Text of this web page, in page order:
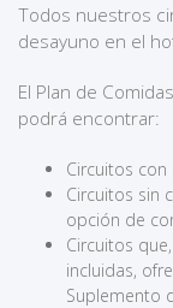
Todos nuestros
desayuno en el
El Plan de
podrá encontrar:
Circuitos con
Circuitos sin
opción de
Circuitos
incluidas,
Suplemento